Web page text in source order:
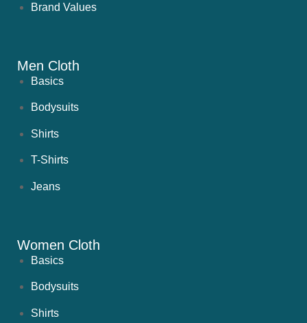
Brand Values
Men Cloth
Basics
Bodysuits
Shirts
T-Shirts
Jeans
Women Cloth
Basics
Bodysuits
Shirts